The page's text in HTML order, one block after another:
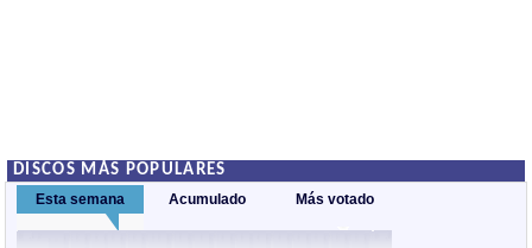
DISCOS MÁS POPULARES
Esta semana Acumulado Más votado